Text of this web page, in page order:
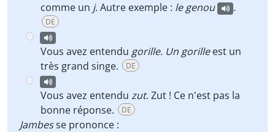
comme un j. Autre exemple : le genou .
DE
Vous avez entendu gorille. Un gorilleest un
très grand singe.
DE
Vous avez entendu zut. Zut ! Ce n'est pas la
bonne réponse.
DE
Jambesse prononce :